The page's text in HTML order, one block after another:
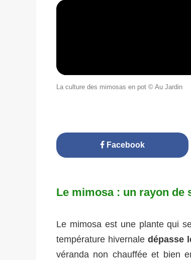
La culture des mimosas en pot © Au Jardin
Facebook
Le mimosa : un rayon de
Le mimosa est une plante qui
température hivernaledépasse
véranda non chauffée et bien